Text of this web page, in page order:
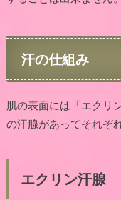
汗の仕組み
肌の表面には「エクリ
の汗腺があってそれぞ
エクリン汗腺